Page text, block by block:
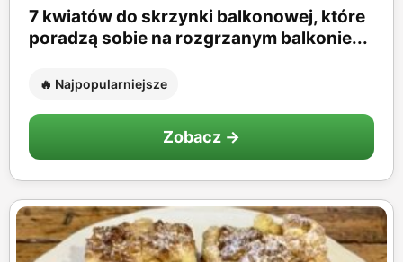
7 kwiatów do skrzynki balkonowej, które
poradzą sobie na rozgrzanym balkonie...
🔥 Najpopularniejsze
Zobacz →